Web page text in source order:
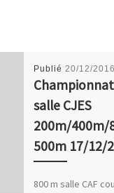
Publié 20/12/2016
salle CJES
200m/400m/
500m 17/12/
800 m salle CAF